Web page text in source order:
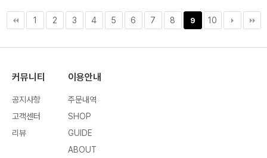
1 2 3 4 5 6 7 8 9 10
커뮤니티
공지사항
고객센터
리뷰
이용안내
주문내역
SHOP
GUIDE
ABOUT